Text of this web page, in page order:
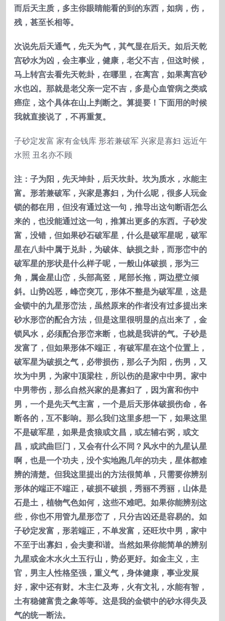
而后天主质，多主你眼睛能看的到的东西，如病，伤，
残，甚至长相等。
次说先后天通气，先天为气，其气显在后天。如后天乾
宫砂水为凶，会主事业，健康，老父不吉，但这时候，
马上转宫去看先天乾卦，在哪里，在离宫，如果离宫砂
水也凶。那就是老父亲一定不吉，多是心血管病之类或
癌症，这个具体在山上判断之。算提要！下面用的时候
我就直接说了，不再重复。
子砂定发富 家有金钱库 形若兼破军 兴家是寡妇 远近午
水照 丑名亦不顾
注：子为阳，先天坤卦，后天坎卦。坎为质水，水能主
富。形若兼破军，兴家是寡妇，为什么呢，很多人玩金
锁的都在用，但没有通过这一句，推导出这句断语怎么
来的，也没能通过这一句，推算出更多的东西。子砂发
富，没错，但如果砂石破军星，什么是破军星呢，破军
星在八卦中属于兑卦，为破体、缺损之卦，而形峦中的
破军星的形状是什么样子呢，一般山体破损，形为三
角，属金星山峦，头部高竖，尾部长拖，两边壁立倾
斜。山势凶恶，峰峦突兀，形体不整是为破军星，这是
金锁中的九星形峦法，虽然原来的作者没有过多提出来
砂水形峦的配合方法，但是这里很明显的点出来了，金
锁风水，必须配合形峦来断，也就是我讲的气。子砂是
发富了，但如果形体不端正，有破军星在这个位置上，
破军星为破损之气，必带损伤，那么子为阳，伤男，又
坎为中男，为家中顶梁柱，所以伤的是家中中男。家中
中男带伤，那么自然兴家的是寡妇了，因为富和伤中
男，一个是先天气主富，一个是后天形体破损伤命，各
断各的，互不影响。那么我们这里多想一下，如果这里
不是破军星，如果是贪狼或文昌，或左辅右弼，或文
昌，或武曲巨门，又会有什么不同？风水中的九星认星
啊，也是一个功夫，没个实地跑几年的功夫，星体都难
辨的清楚。但我这里提出的方法很简单，只需要你辨别
形体的端正不端正，破损不破损，秀丽不秀丽，山体是
石是土，植物气色如何，这些不难吧。如果你能辨别这
些，你也不用管九星形峦了，只分吉凶还是容易的。如
子砂定发富，形若端正，不单发富，还旺坎中男，家中
不至于出寡妇，会夫妻和谐。当然如果你能简单的辨别
九星或金木水火土五行山，势必更好。如金主义，主
官，男主人性格坚强，重义气，身体健康，事业发展
好，家中还有财。木主仁及寿，火有文礼，水能有智，
土有稳健富贵之象等等。这是我的金锁中的砂水得失及
气的统一断法。